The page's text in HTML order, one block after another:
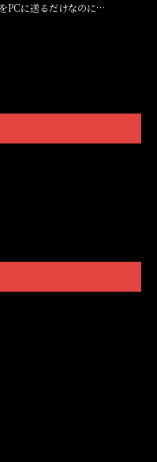
PCに送るだけなのに…